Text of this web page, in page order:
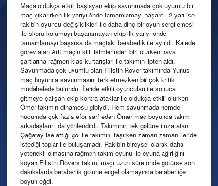
Maça oldukça etkili başlayan ekip savunmada çok uyumlu bir
maç çıkarırken ilk yarıyı önde tamamlamayı başardı. 2.yarı ise
rakibin oyuncu değişiklikleri ile daha dinç bir oyun sergilemesi
ile skoru korumayı başaramayan ekip ilk yarıyı önde
tamamlamayı başarsa da maçtaki beraberlik ile ayrıldı. Kalede
görev alan Arif maçın kilit isimlerinden biri olurken hava
şartlarına rağmen klas kurtarışları ile takımını ipten aldı.
Savunmada çok uyumlu olan Filistin Rover takımında Yunus
maç boyunca savunmasını terk etmezken bir çok kritik
müdahelede bulundu. İleride etkili oyuncuları ile sonuca
gitmeye çalışan ekip kontra ataklar ile oldukça etkili olurken
Ömer takımın dinamosu gibiydi. Hem savunmada hemde
hücumda çok fazla efor sarf eden Ömer maç boyunca takım
arkadaşlarını da yönlendirdi. Takımının tek golüne imza atan
Çağatay ise attığı gol ile takımını taşırken zaman zaman ileride
istediği toplar ile buluşamadı. Rakibin bireysel olarak daha
yetenekli olmasına rağmen takım oyunu ile oyuna ağırlığını
koyan Filistin Rovers takımı maçı uzun süre önde götürse son
dakikalarda beraberlik golüne engel olamayınca beraberliğe
boyun eğdi.